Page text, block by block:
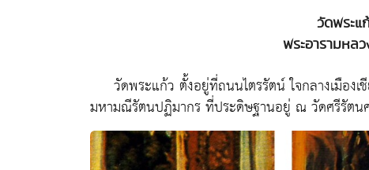
วัดพระแ
พระอารามห
วัดพระแก้ว ตั้งอยู่ที่ถนนไตรรัตน์ ใจกลางเมือง
มหามณีรัตนปฏิมากร ที่ประดิษฐานอยู่ ณ วัดศรีรัตน